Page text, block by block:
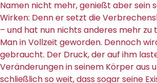
Namen nicht mehr, genießt aber sein
Wirken: Denn er setzt die
– und hat nun nichts anderes mehr zu
Man in Vollzeit geworden. Dennoch
gebraucht. Der Druck, der auf ihm
Veränderungen in seinem Körper aus
schließlich so weit, dass sogar seine